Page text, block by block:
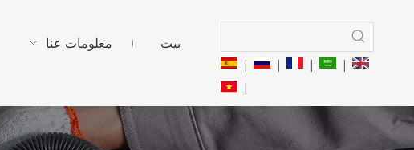
بيت معلومات عنا
|
|
|
|
|